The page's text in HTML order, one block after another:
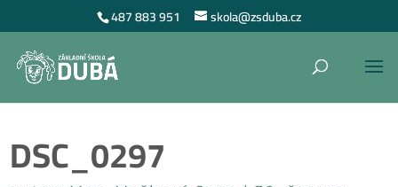
487 883 951 skola@zsduba.cz
DSC_0297